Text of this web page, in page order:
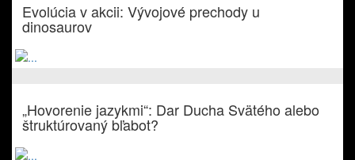
Evolúcia v akcii: Vývojové prechody u
dinosaurov
„Hovorenie jazykmi“: Dar Ducha Svätého alebo
štruktúrovaný bľabot?